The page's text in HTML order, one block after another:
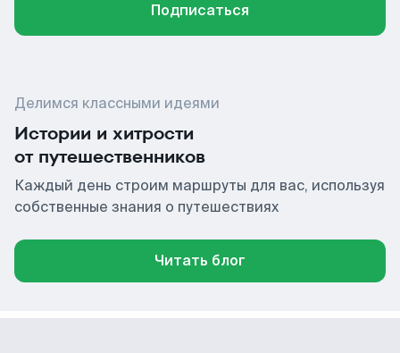
Подписаться
Делимся классными идеями
Истории и хитрости
от путешественников
Каждый день строим маршруты для вас, используя
собственные знания о путешествиях
Читать блог